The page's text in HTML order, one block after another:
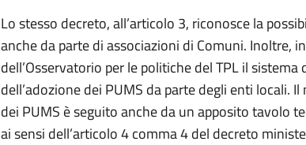
Lo stesso decreto, all’articolo 3, riconosce la
anche da parte di associazioni di Comuni. Inoltre,
dell’Osservatorio per le politiche del TPL il
dell’adozione dei PUMS da parte degli enti locali.
dei PUMS è seguito anche da un apposito tavolo
ai sensi dell’articolo 4 comma 4 del decreto